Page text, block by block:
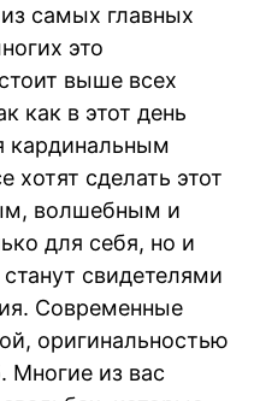
самых главных
это
выше всех
как в этот день
кардинальным
хотят сделать этот
волшебным и
для себя, но и
свидетелями
Современные
оригинальностью
Многие из вас